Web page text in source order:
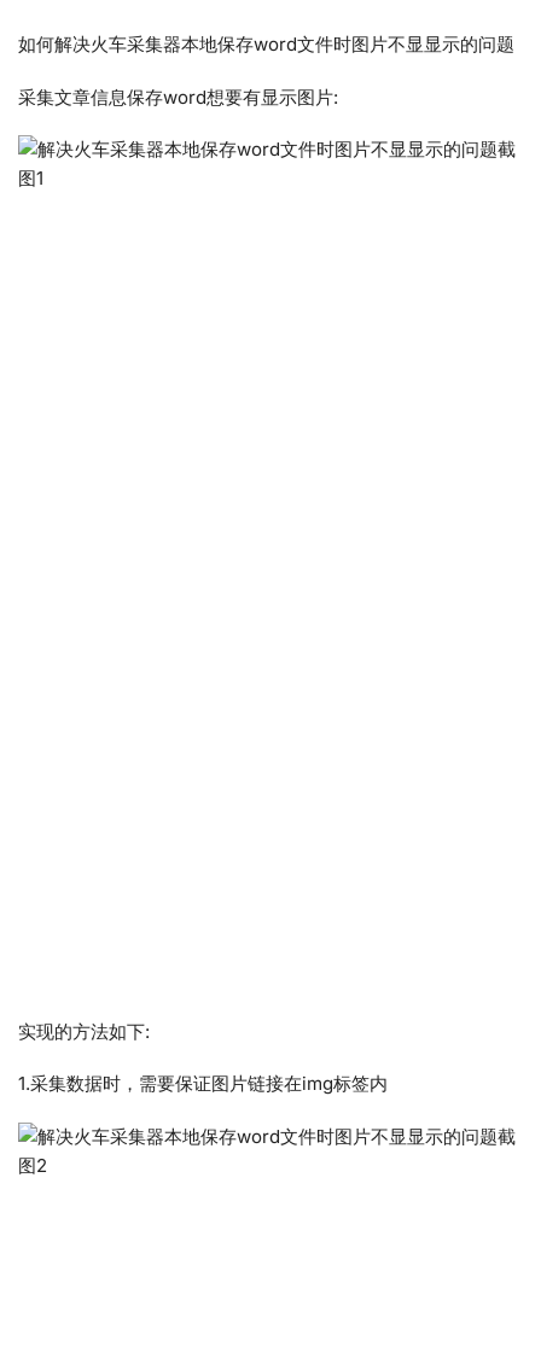
如何解决火车采集器本地保存word文件时图片不显显示的问题
采集文章信息保存word想要有显示图片:
实现的方法如下:
1.采集数据时，需要保证图片链接在img标签内